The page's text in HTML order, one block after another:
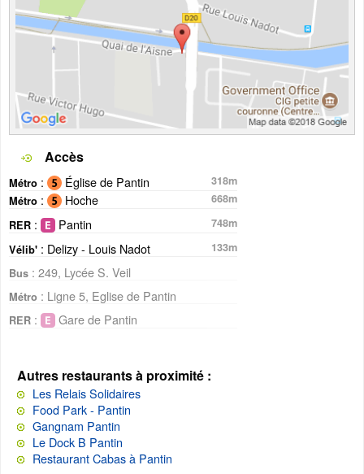
Accès
Métro : Église de Pantin
318m
Métro : Hoche
668m
RER : Pantin
748m
Vélib' : Delizy - Louis Nadot
133m
Bus : 249, Lycée S. Veil
Métro : Ligne 5, Eglise de Pantin
RER : Gare de Pantin
Autres restaurants à proximité :
Les Relais Solidaires
Food Park - Pantin
Gangnam Pantin
Le Dock B Pantin
Restaurant Cabas à Pantin